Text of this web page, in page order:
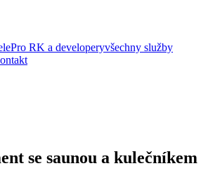
Pro RK a developeryvšechny služby
se saunou a kulečníkem